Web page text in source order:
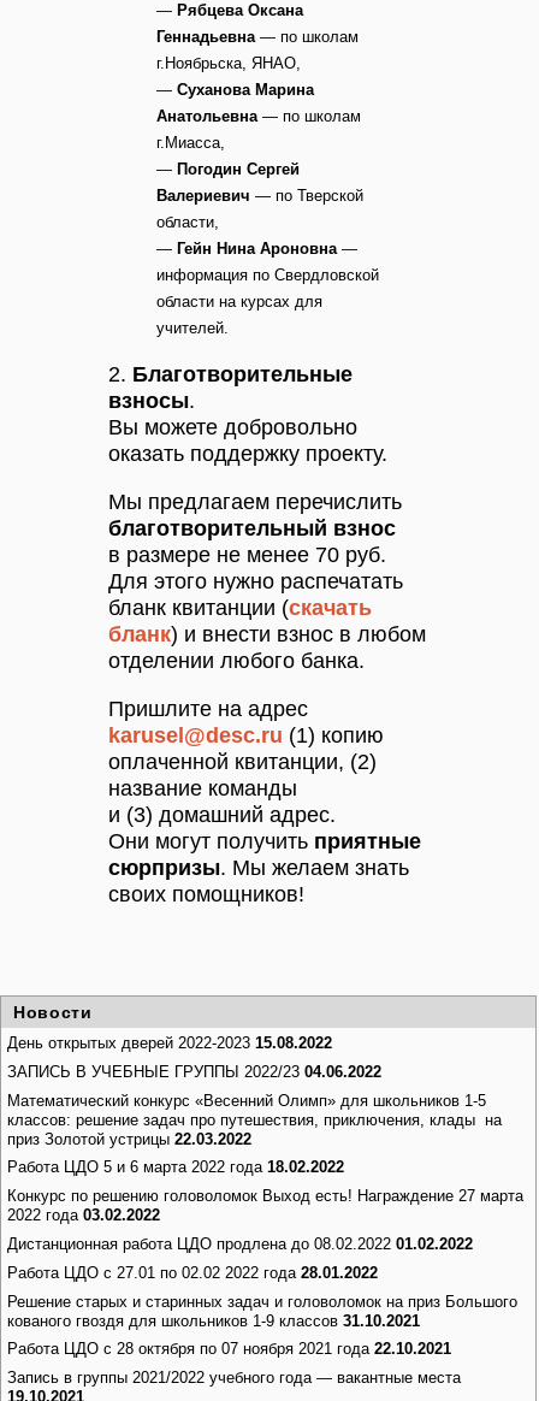
— Рябцева Оксана
Геннадьевна— по школам
г.Ноябрьска, ЯНАО,
— Суханова Марина
Анатольевна— по школам
г.Миасса,
— Погодин Сергей
Валериевич — по Тверской
области,
— Гейн Нина Ароновна—
информация по Свердловской
области на курсах для
учителей.
2. Благотворительные
взносы.
Вы можете добровольно
оказать поддержку проекту.
Мы предлагаем перечислить
благотворительный взнос
в размере не менее 70 руб.
Для этого нужно распечатать
бланк квитанции (скачать
бланк) и внести взнос в любом
отделении любого банка.
Пришлите на адрес
karusel@desc.ru (1) копию
оплаченной квитанции, (2)
название команды
и (3) домашний адрес.
Они могут получить приятные
сюрпризы. Мы желаем знать
своих помощников!
Новости
День открытых дверей 2022-2023 15.08.2022
ЗАПИСЬ В УЧЕБНЫЕ ГРУППЫ 2022/23 04.06.2022
Математический конкурс «Весенний Олимп» для школьников 1-5
классов: решение задач про путешествия, приключения, клады на
приз Золотой устрицы 22.03.2022
Работа ЦДО 5 и 6 марта 2022 года 18.02.2022
Конкурс по решению головоломок Выход есть! Награждение 27 марта
2022 года 03.02.2022
Дистанционная работа ЦДО продлена до 08.02.2022 01.02.2022
Работа ЦДО с 27.01 по 02.02 2022 года 28.01.2022
Решение старых и старинных задач и головоломок на приз Большого
кованого гвоздя для школьников 1-9 классов 31.10.2021
Работа ЦДО с 28 октября по 07 ноября 2021 года 22.10.2021
Запись в группы 2021/2022 учебного года — вакантные места
19.10.2021